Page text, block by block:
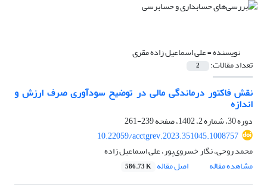
نویسنده =علی اسماعیل زاده مقری
تعداد مقالات: 2
نقش فاکتور درماندگی مالی در توضیح سودآوری صرف ارزش و
اندازه
دوره 30، شماره 2، 1402، صفحه
239-261
10.22059/acctgrev.2023.351045.1008757
محمد روحی، نگار خسروی‌پور، علی اسماعیل زاده
مشاهده مقاله
اصل مقاله 586.73 K